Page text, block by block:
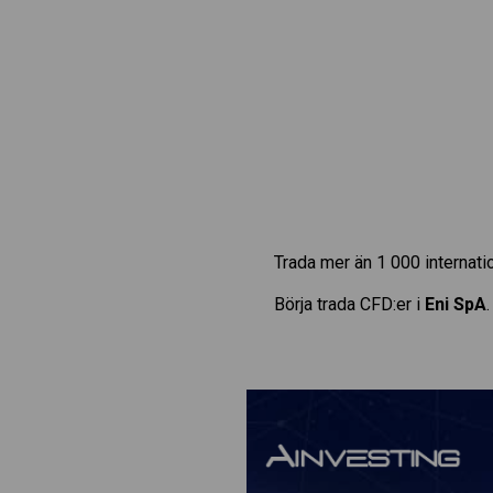
Trada mer än 1 000
Börja trada CFD:er i Eni SpA